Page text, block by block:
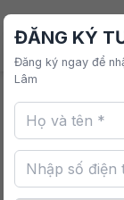
VINFAST
Trang chủ
ĐĂNG KÝ
Đăng ký ngay để
Lâm